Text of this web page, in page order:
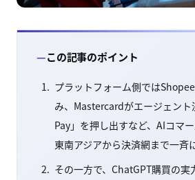
この記事のポイント
プラットフォーム側では
み、Mastercardがエージェン
Pay」を押し出すなど、AIコマ
東南アジアから決済網まで一斉
その一方で、ChatGPT購買の実